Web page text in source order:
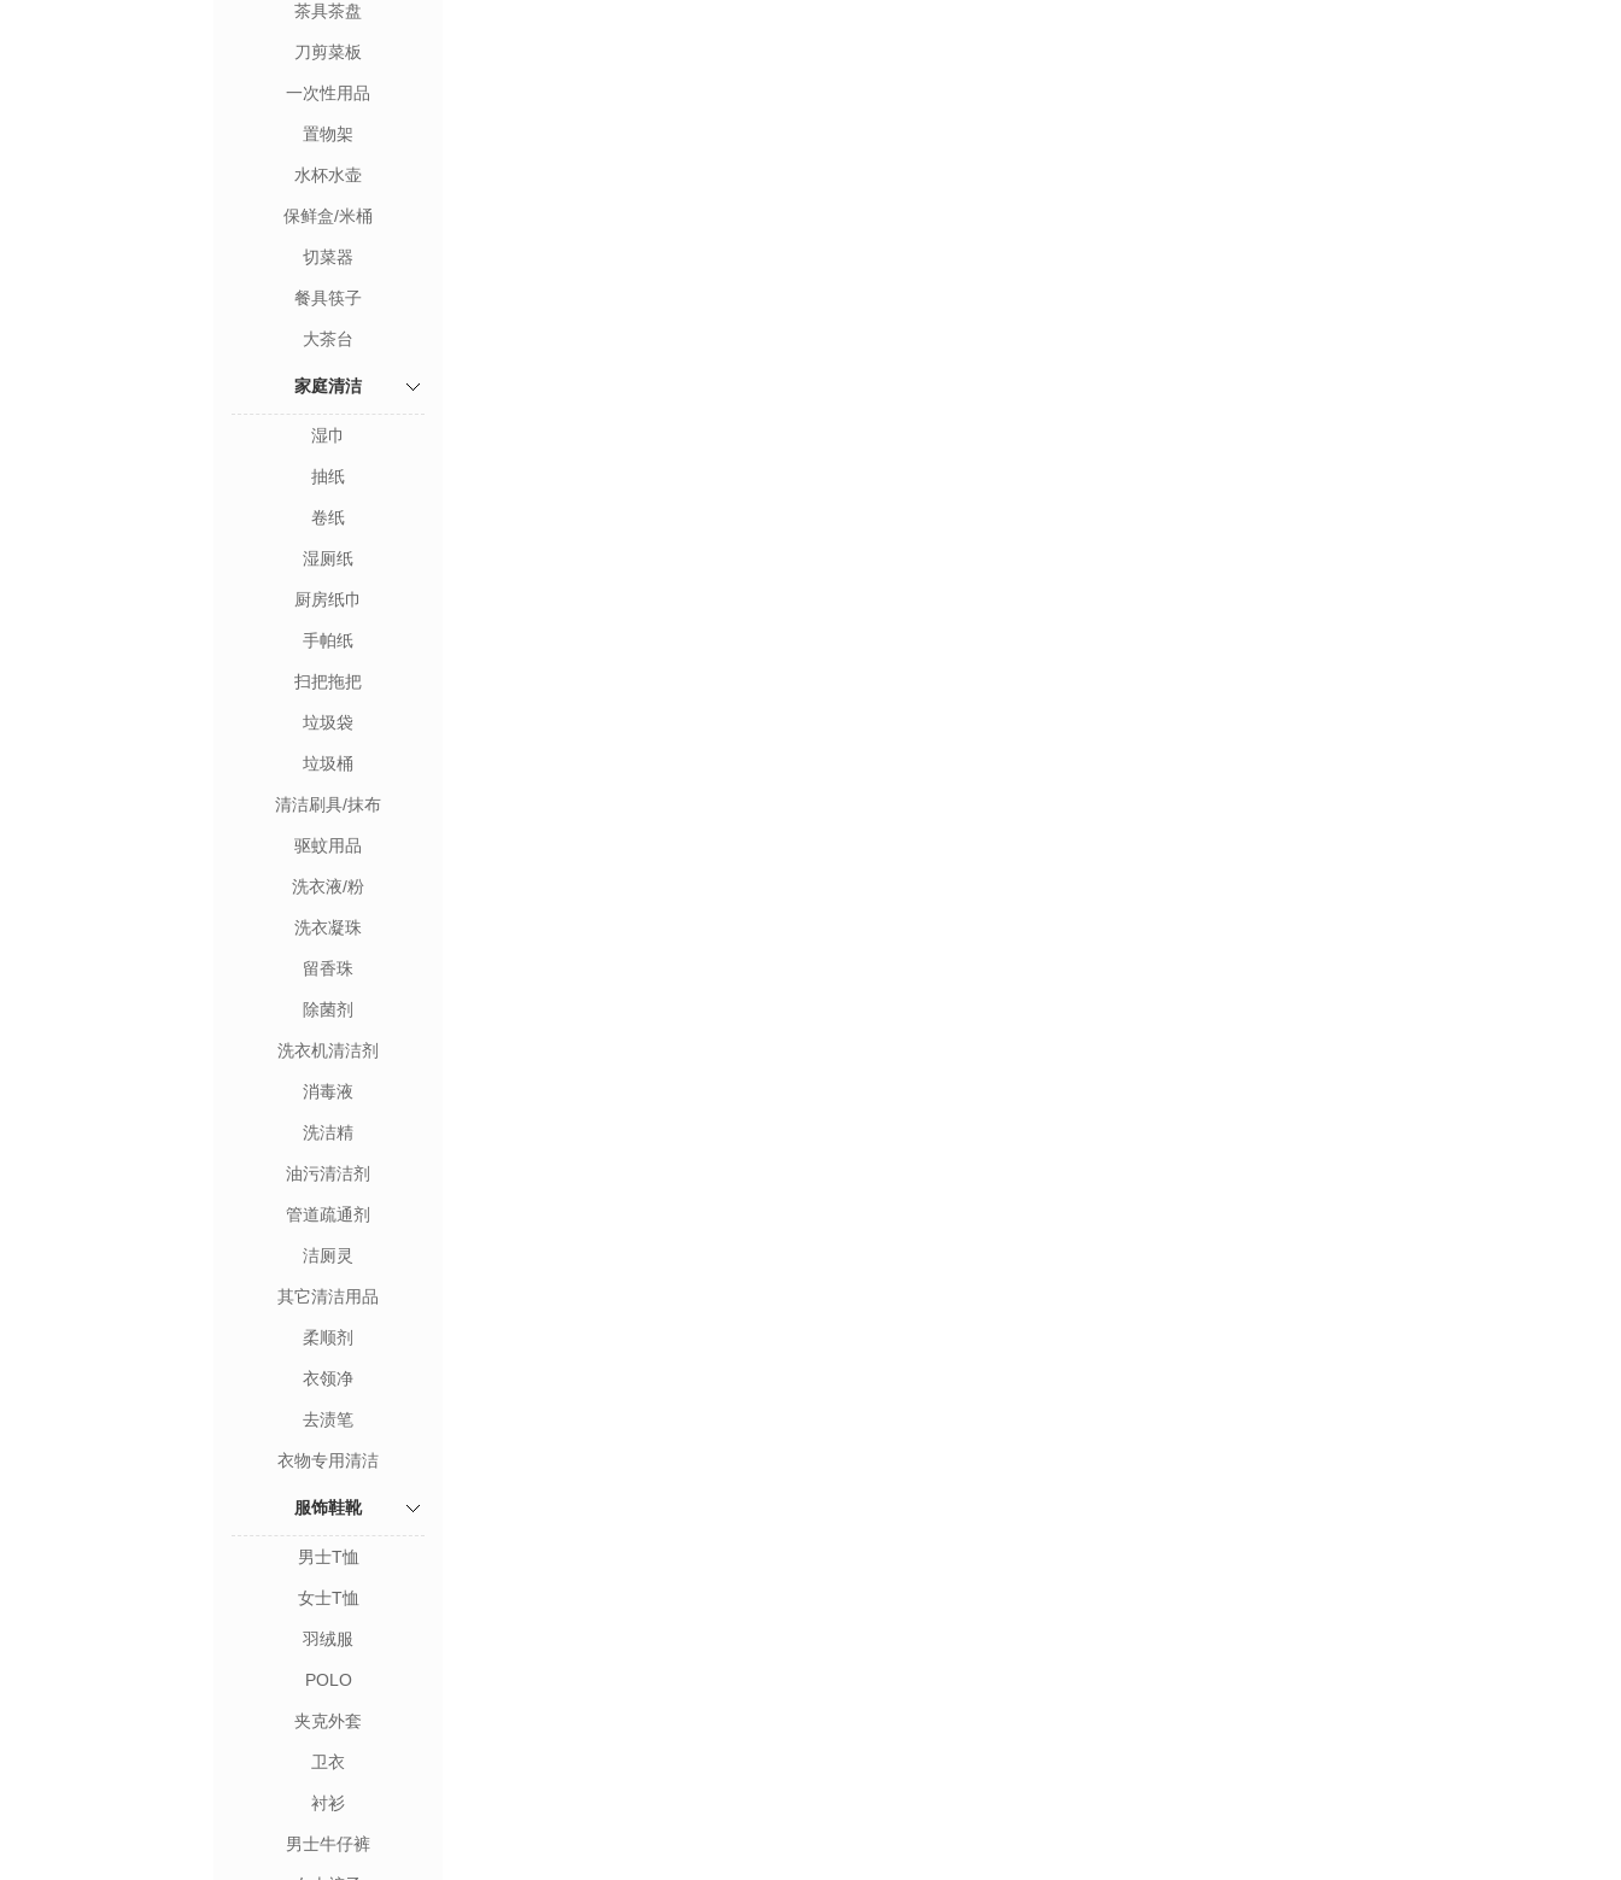
茶具茶盘
刀剪菜板
一次性用品
置物架
水杯水壶
保鲜盒/米桶
切菜器
餐具筷子
大茶台
家庭清洁
湿巾
抽纸
卷纸
湿厕纸
厨房纸巾
手帕纸
扫把拖把
垃圾袋
垃圾桶
清洁刷具/抹布
驱蚊用品
洗衣液/粉
洗衣凝珠
留香珠
除菌剂
洗衣机清洁剂
消毒液
洗洁精
油污清洁剂
管道疏通剂
洁厕灵
其它清洁用品
柔顺剂
衣领净
去渍笔
衣物专用清洁
服饰鞋靴
男士T恤
女士T恤
羽绒服
POLO
夹克外套
卫衣
衬衫
男士牛仔裤